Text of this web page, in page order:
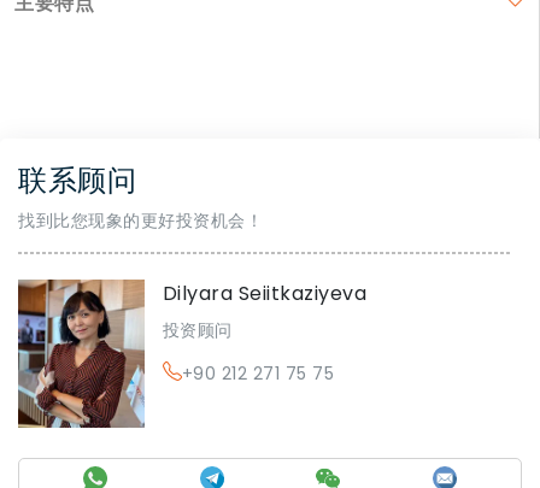
联系顾问
找到比您现象的更好投资机会！
Dilyara Seiitkaziyeva
投资顾问
+90 212 271 75 75